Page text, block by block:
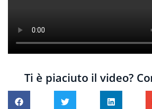
Ti è piaciuto il video?